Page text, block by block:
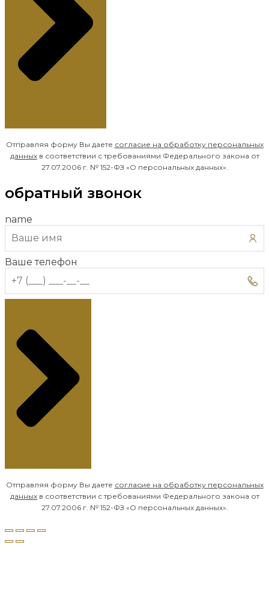
Отправляя форму Вы даете согласие на обработку персональных
данныхв соответствии с требованиями Федерального закона от
27.07.2006 г. № 152-ФЗ «О персональных данных».
обратный звонок
name
Ваше телефон
Отправляя форму Вы даете согласие на обработку персональных
данныхв соответствии с требованиями Федерального закона от
27.07.2006 г. № 152-ФЗ «О персональных данных».